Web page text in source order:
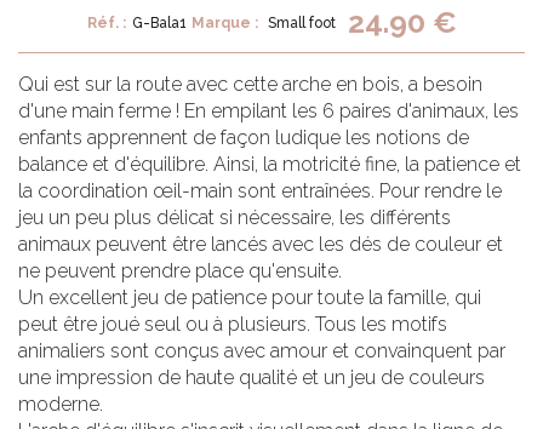
Réf. : G-Bala1 Marque : Small foot 24.90 €
Qui est sur la route avec cette arche en bois, a besoin
d'une main ferme ! En empilant les 6 paires d'animaux, les
enfants apprennent de façon ludique les notions de
balance et d'équilibre. Ainsi, la motricité fine, la patience et
la coordination œil-main sont entraînées. Pour rendre le
jeu un peu plus délicat si nécessaire, les différents
animaux peuvent être lancés avec les dés de couleur et
ne peuvent prendre place qu'ensuite.
Un excellent jeu de patience pour toute la famille, qui
peut être joué seul ou à plusieurs. Tous les motifs
animaliers sont conçus avec amour et convainquent par
une impression de haute qualité et un jeu de couleurs
moderne.